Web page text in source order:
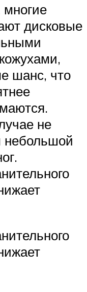
многие
дисковые
шанс, что
не
небольшой